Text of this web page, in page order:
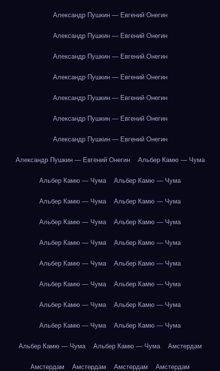
Александр Пушкин — Евгений Онегин
Александр Пушкин — Евгений Онегин
Александр Пушкин — Евгений Онегин
Александр Пушкин — Евгений Онегин
Александр Пушкин — Евгений Онегин
Александр Пушкин — Евгений Онегин
Александр Пушкин — Евгений Онегин
Александр Пушкин — Евгений Онегин Альбер Камю — Чума
Альбер Камю — Чума Альбер Камю — Чума
Альбер Камю — Чума Альбер Камю — Чума
Альбер Камю — Чума Альбер Камю — Чума
Альбер Камю — Чума Альбер Камю — Чума
Альбер Камю — Чума Альбер Камю — Чума
Альбер Камю — Чума Альбер Камю — Чума
Альбер Камю — Чума Альбер Камю — Чума
Альбер Камю — Чума Альбер Камю — Чума
Альбер Камю — Чума Альбер Камю — Чума Амстердам
Амстердам Амстердам Амстердам Амстердам